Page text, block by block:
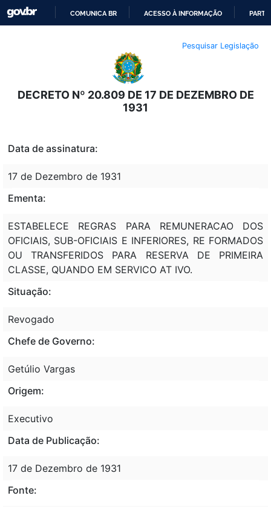
O
CONTEÚDO
COMUNICA BR ACESSO À INFORMAÇÃO
Pesquisar Legislação
DECRETO Nº 20.809 DE 17 DE DEZEMBRO DE
1931
Data de assinatura:
17 de Dezembro de 1931
Ementa:
ESTABELECE REGRAS PARA REMUNERACAO DOS
OFICIAIS, SUB-OFICIAIS E INFERIORES, RE FORMADOS
OU TRANSFERIDOS PARA RESERVA DE PRIMEIRA
CLASSE, QUANDO EM SERVICO AT IVO.
Situação:
Revogado
Chefe de Governo:
Getúlio Vargas
Origem:
Executivo
Data de Publicação:
17 de Dezembro de 1931
Fonte: